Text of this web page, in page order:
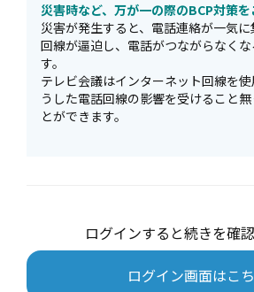
災害時など、万が一の際のBCP対策
災害が発生すると、電話連絡が一気
回線が逼迫し、電話がつながらなく
す。
テレビ会議はインターネット回線を
うした電話回線の影響を受けること
とができます。
ログインすると続きを確
ログイン画面はこ